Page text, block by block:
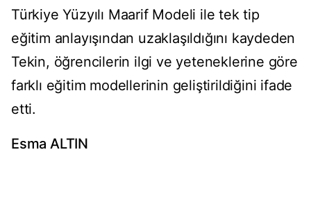
Türkiye Yüzyılı Maarif Modeli ile tek tip
eğitim anlayışından uzaklaşıldığını kaydeden
Tekin, öğrencilerin ilgi ve yeteneklerine göre
farklı eğitim modellerinin geliştirildiğini ifade
etti.
Esma ALTIN